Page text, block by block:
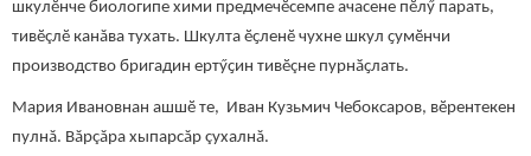
шкулӗнче биологипе хими предмечӗсемпе ачасене пӗлӳ парать,
тивӗçлӗ канăва тухать. Шкулта ӗҫленӗ чухне шкул ҫумӗнчи
производство бригадин ертӳҫин тивӗçне пурнӑҫлать.
Мария Ивановнан ашшӗ те, Иван Кузьмич Чебоксаров, вӗрентекен
пулнă. Вăрçăра хыпарсăр çухалнă.